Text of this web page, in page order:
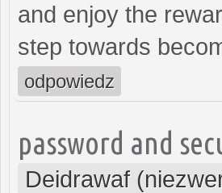
and enjoy the
step towards
odpowiedz
password and
Deidrawaf